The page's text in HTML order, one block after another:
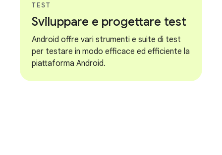
TEST
Sviluppare e progettare test
Android offre vari strumenti e suite di test
per testare in modo efficace ed efficiente la
piattaforma Android.